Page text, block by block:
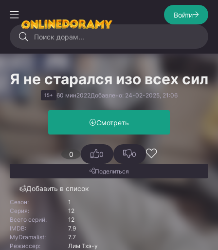
Войти
Я не старался изо всех сил
15+ 60 мин2022Добавлено: 24-02-2025, 21:06
Смотреть
0
Добавить в список
0 0
Поделиться
Сезон:
1
Серия:
12
Всего серий:
12
IMDB:
7.9
MyDramalist:
7.7
Режиссер:
Лим Тхэ-у